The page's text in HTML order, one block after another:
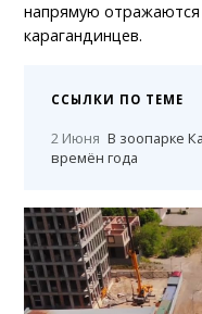
напрямую
карагандинцев.
ССЫЛКИ ПО ТЕМЕ
2 Июня В зоопарке
времён года